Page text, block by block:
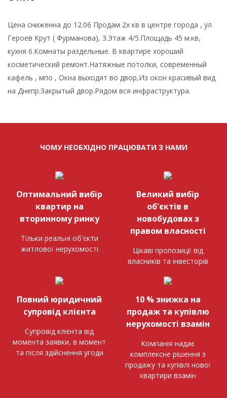
Цена сниженна до 12.06 Продам 2х кв в центре города , ул
Героев Крут ( Фурманова), 3.Этаж 4/5.Площадь 45 м.кв,
кухня 6.Комнаты раздельные. В квартире хороший
косметический ремонт.Натяжные потолки, современный
кафель , мпо , Окна выходят во двор,Из окон красивый вид
на Днепр.Закрытый двор.Рядом вся инфраструктура.
ЧОМУ НЕОБХІДНО ПРАЦЮВАТИ З НАМИ
Оптимальний вибір
квартир на
вторинному ринку
Тільки реальні об'єкти
житлової нерухомості
Великий вибір
об'єктів в
новобудовах з
правом власності
Цікаві пропозиції від
власників та інвесторів
Повний юридичний
супровід клієнта
Супровід клієнта від
момента заявки, в момент
та після здійснення угоди
10 % знижка на
продаж та купівлю
нерухомості взамін
Компанія надає
комплексне рішення з
продажу та купівлі нової
квартири взамін